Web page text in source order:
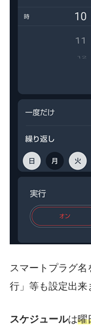
スマートプラグ
行」等も設定出来
スケジュールは曜